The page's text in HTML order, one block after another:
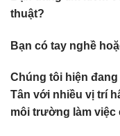
thuật?
Bạn có tay nghề
Chúng tôi hiện đang
Tân với nhiều vị trí
môi trường làm việc